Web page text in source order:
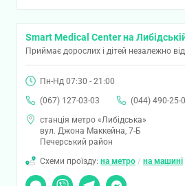
Smart Medical Center на
Приймає дорослих і дітей незалежно
Пн-Нд 07:30 - 21:00
(067) 127-03-03
(044) 490-25-
станція метро «Либідська»
вул. Джона Маккейна, 7-Б
Печерський район
Схеми проїзду: на метро / на машині
Чат
Viber TelegramMessenger